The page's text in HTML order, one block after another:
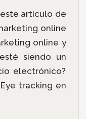
artículo de
online
online y
siendo un
electrónico?
tracking en